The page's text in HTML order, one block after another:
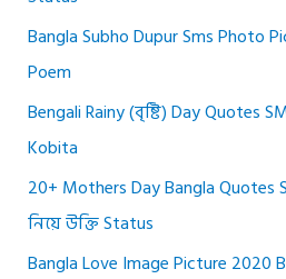
Bangla Subho Dupur Sms Photo
Poem
Bengali Rainy (বৃষ্টি) Day Quotes
Kobita
20+ Mothers Day Bangla Quotes
নিয়ে উক্তি Status
Bangla Love Image Picture 2020